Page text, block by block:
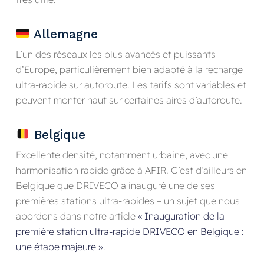
Allemagne
L’un des réseaux les plus avancés et puissants
d’Europe, particulièrement bien adapté à la recharge
ultra-rapide sur autoroute. Les tarifs sont variables et
peuvent monter haut sur certaines aires d’autoroute.
Belgique
Excellente densité, notamment urbaine, avec une
harmonisation rapide grâce à AFIR. C’est d’ailleurs en
Belgique que DRIVECO a inauguré une de ses
premières stations ultra-rapides – un sujet que nous
abordons dans notre article « Inauguration de la
première station ultra-rapide DRIVECO en Belgique :
une étape majeure ».